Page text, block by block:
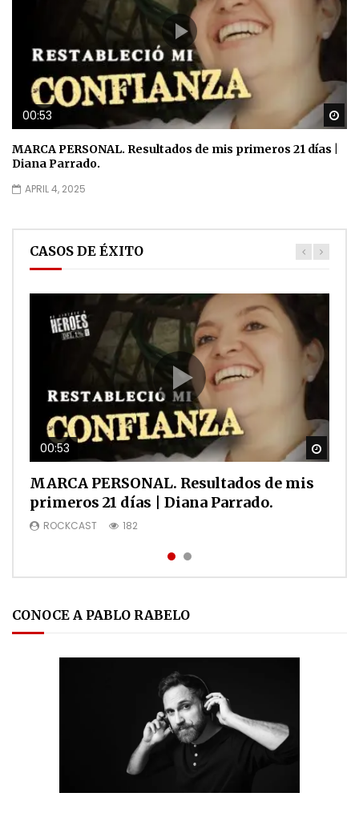
00:53
MARCA PERSONAL. Resultados de mis primeros 21 días |
Diana Parrado.
APRIL 4, 2025
CASOS DE ÉXITO
00:53
MARCA PERSONAL. Resultados de mis
primeros 21 días | Diana Parrado.
ROCKCAST 182
01:01
Caso de éxito Eduardo Ospino en HD1
ROCKCAST 90
CONOCE A PABLO RABELO